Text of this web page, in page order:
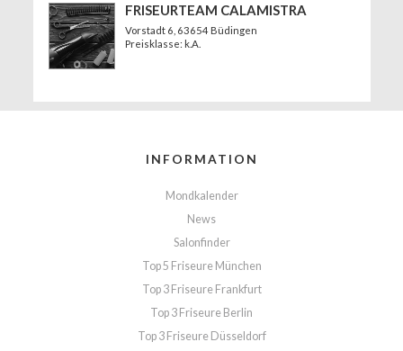
FRISEURTEAM CALAMISTRA
Vorstadt 6 , 63654 Büdingen
Preisklasse: k.A.
INFORMATION
Mondkalender
News
Salonfinder
Top 5 Friseure München
Top 3 Friseure Frankfurt
Top 3 Friseure Berlin
Top 3 Friseure Düsseldorf